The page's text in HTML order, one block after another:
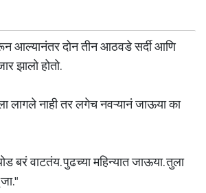
आल्यानंतर दोन तीन आठवडे सर्दी आणि
झालो होतो.
लागले नाही तर लगेच नवऱ्यानं जाऊया का
बरं वाटतंय. पुढच्या महिन्यात जाऊया. तुला